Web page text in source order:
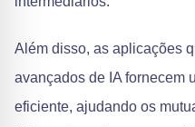
Além disso, as aplicações
avançados de IA fornecem
eficiente, ajudando os